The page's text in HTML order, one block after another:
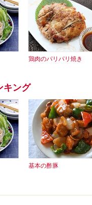
鶏肉のパリパリ焼き
キング
基本の酢豚